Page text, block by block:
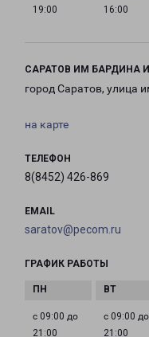
19:00
16:00
САРАТОВ ИМ БАРДИНА
город Саратов, улица
на карте
ТЕЛЕФОН
8(8452) 426-869
EMAIL
saratov@pecom.ru
ГРАФИК РАБОТЫ
с 09:00 до
21:00
с 09:00 до
21:00